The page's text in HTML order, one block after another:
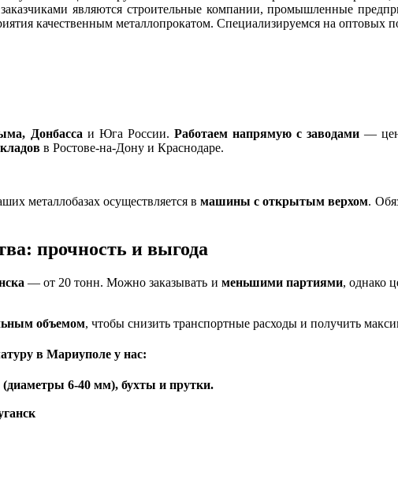
являются строительные компании, промышленные
качественным металлопрокатом. Специализируемся на оптовых
Донбасса и Юга России. Работаем напрямую с заводами —
в Ростове-на-Дону и Краснодаре.
металлобазах осуществляется вмашины с открытым верхом.
прочность и выгода
— от 20 тонн. Можно заказывать и меньшими партиями, однако
объемом, чтобы снизить транспортные расходы и получить
в Мариуполе у нас:
6-40 мм), бухты и прутки.